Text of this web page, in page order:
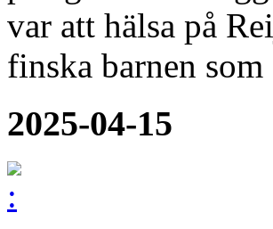
var att hälsa på
finska barnen
2025-04-15